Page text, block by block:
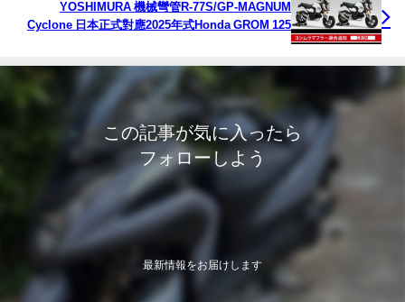
YOSHIMURA 機械彎管R-77S/GP-MAGNUM
Cyclone 日本正式對應2025年式Honda GROM 125
この記事が気に入ったら
フォローしよう
最新情報をお届けします